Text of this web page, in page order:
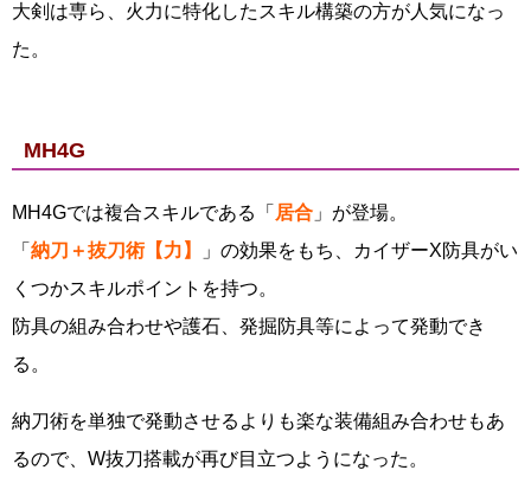
大剣は専ら、火力に特化したスキル構築の方が人気になっ
た。
MH4G
MH4Gでは複合スキルである「 居合 」が登場。
「 納刀＋抜刀術【力】
」の効果をもち、カイザーX防具がい
くつかスキルポイントを持つ。
防具の組み合わせや護石、発掘防具等によって発動でき
る。
納刀術を単独で発動させるよりも楽な装備組み合わせもあ
るので、W抜刀搭載が再び目立つようになった。